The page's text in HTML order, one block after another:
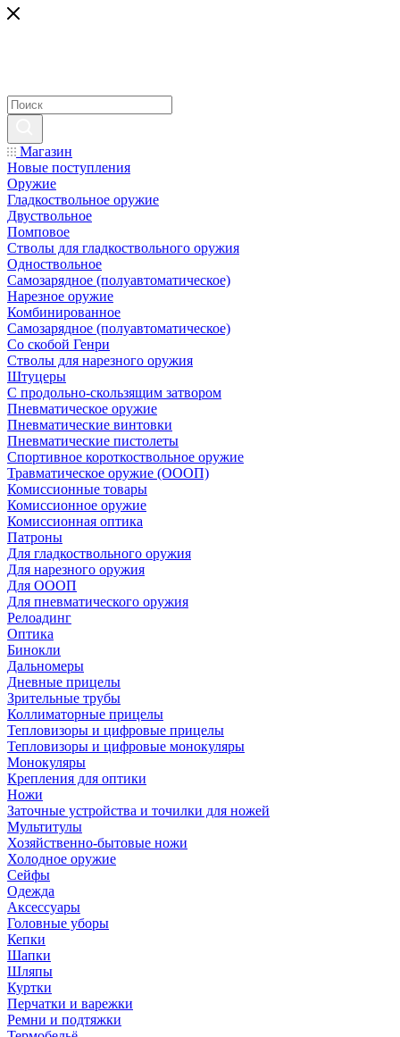
Магазин
Новые поступления
Оружие
Гладкоствольное оружие
Двуствольное
Помповое
Стволы для гладкоствольного оружия
Одноствольное
Самозарядное (полуавтоматическое)
Нарезное оружие
Комбинированное
Самозарядное (полуавтоматическое)
Со скобой Генри
Стволы для нарезного оружия
Штуцеры
С продольно-скользящим затвором
Пневматическое оружие
Пневматические винтовки
Пневматические пистолеты
Спортивное короткоствольное оружие
Травматическое оружие (ОООП)
Комиссионные товары
Комиссионное оружие
Комиссионная оптика
Патроны
Для гладкоствольного оружия
Для нарезного оружия
Для ОООП
Для пневматического оружия
Релоадинг
Оптика
Бинокли
Дальномеры
Дневные прицелы
Зрительные трубы
Коллиматорные прицелы
Тепловизоры и цифровые прицелы
Тепловизоры и цифровые монокуляры
Монокуляры
Крепления для оптики
Ножи
Заточные устройства и точилки для ножей
Мультитулы
Хозяйственно-бытовые ножи
Холодное оружие
Сейфы
Одежда
Аксессуары
Головные уборы
Кепки
Шапки
Шляпы
Куртки
Перчатки и варежки
Ремни и подтяжки